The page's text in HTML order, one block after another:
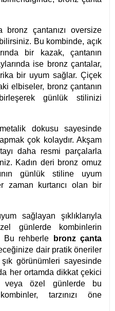
bronz çantanızı oversize
Bu kombinde, açık
bir kazak, çantanın
ise bronz çantalar,
bir uyum sağlar. Çiçek
elbiseler, bronz çantanın
günlük stilinizi
dokusu sayesinde
çok kolaydır. Akşam
daha resmi parçalarla
Kadın deri bronz omuz
günlük stiline uyum
zaman kurtarıcı olan bir
sağlayan şıklıklarıyla
günlerde kombinlerin
Bu rehberle
bronz çanta
dair pratik öneriler
görünümleri sayesinde
her ortamda dikkat çekici
veya özel günlerde bu
tarzınızı öne